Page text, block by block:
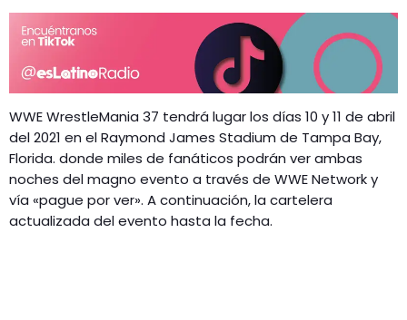
WWE WrestleMania 37 tendrá lugar los días 10 y 11 de abril
del 2021 en el Raymond James Stadium de Tampa Bay,
Florida. donde miles de fanáticos podrán ver ambas
noches del magno evento a través de WWE Network y
vía «pague por ver». A continuación, la cartelera
actualizada del evento hasta la fecha.